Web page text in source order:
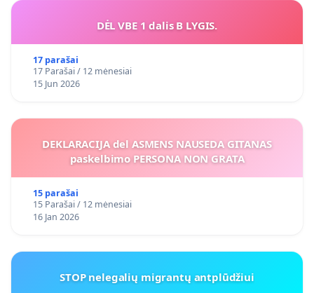
DĖL VBE 1 dalis B LYGIS.
17 parašai
17 Parašai / 12 mėnesiai
15 Jun 2026
DEKLARACIJA del ASMENS NAUSEDA GITANAS
paskelbimo PERSONA NON GRATA
15 parašai
15 Parašai / 12 mėnesiai
16 Jan 2026
STOP nelegalių migrantų antplūdžiui